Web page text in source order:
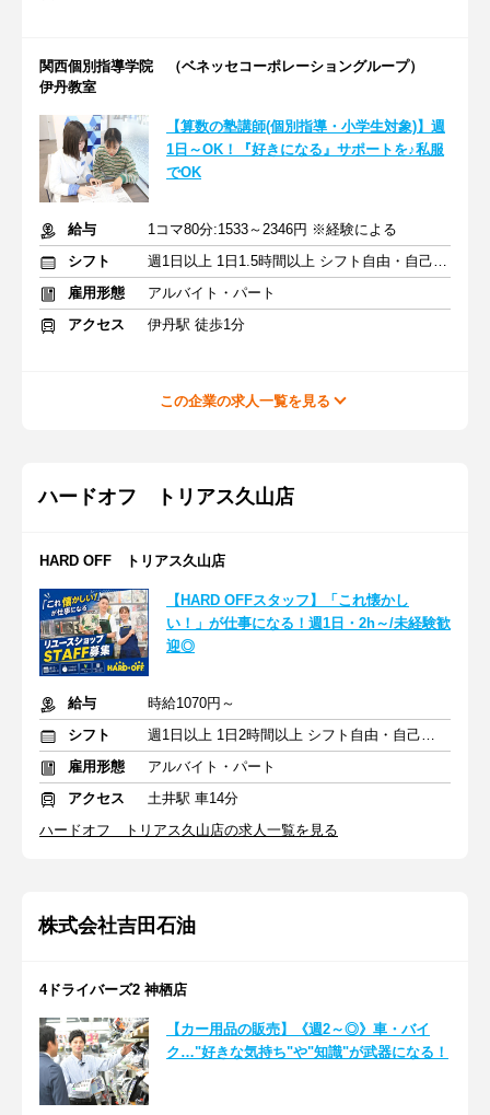
関西個別指導学院 （ベネッセコーポレーショングループ）
伊丹教室
【算数の塾講師(個別指導・小学生対象)】週
1日～OK！『好きになる』サポートを♪私服
でOK
給与
1コマ80分:1533～2346円 ※経験による
シフト
週1日以上 1日1.5時間以上 シフト自由・自己申告
雇用形態
アルバイト・パート
アクセス
伊丹駅 徒歩1分
この企業の求人一覧を見る
ハードオフ トリアス久山店
HARD OFF トリアス久山店
【HARD OFFスタッフ】「これ懐かし
い！」が仕事になる！週1日・2h～/未経験歓
迎◎
給与
時給1070円～
シフト
週1日以上 1日2時間以上 シフト自由・自己申告
雇用形態
アルバイト・パート
アクセス
土井駅 車14分
ハードオフ トリアス久山店の求人一覧を見る
株式会社吉田石油
4ドライバーズ2 神栖店
【カー用品の販売】《週2～◎》車・バイ
ク…"好きな気持ち"や"知識"が武器になる！